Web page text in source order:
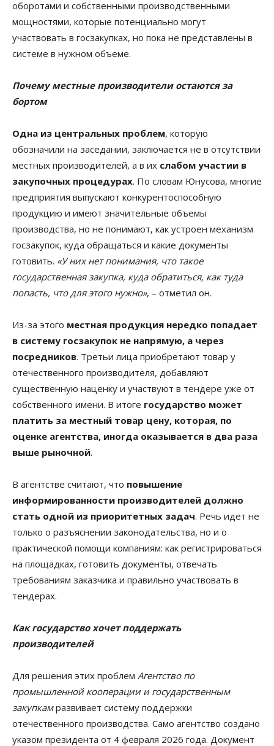
оборотами и собственными производственными
мощностями, которые потенциально могут
участвовать в госзакупках, но пока не представлены в
системе в нужном объеме.
Почему местные производители остаются за
бортом
Одна из центральных проблем, которую
обозначили на заседании, заключается не в отсутствии
местных производителей, а в их слабом участии в
закупочных процедурах. По словам Юнусова, многие
предприятия выпускают конкурентоспособную
продукцию и имеют значительные объемы
производства, но не понимают, как устроен механизм
госзакупок, куда обращаться и какие документы
готовить. «У них нет понимания, что такое
государственная закупка, куда обратиться, как туда
попасть, что для этого нужно», – отметил он.
Из-за этого местная продукция нередко попадает
в систему госзакупок не напрямую, а через
посредников. Третьи лица приобретают товар у
отечественного производителя, добавляют
существенную наценку и участвуют в тендере уже от
собственного имени. В итоге государство может
платить за местный товар цену, которая, по
оценке агентства, иногда оказывается в два раза
выше рыночной.
В агентстве считают, что повышение
информированности производителей должно
стать одной из приоритетных задач. Речь идет не
только о разъяснении законодательства, но и о
практической помощи компаниям: как регистрироваться
на площадках, готовить документы, отвечать
требованиям заказчика и правильно участвовать в
тендерах.
Как государство хочет поддержать
производителей
Для решения этих проблем Агентство по
промышленной кооперации и государственным
закупкамразвивает систему поддержки
отечественного производства. Само агентство создано
указом президента от 4 февраля 2026 года. Документ